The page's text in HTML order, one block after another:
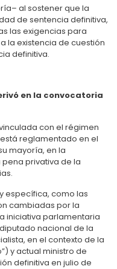
al sostener que la
de sentencia definitiva,
las exigencias para
la existencia de cuestión
definitiva.
en la convocatoria
con el régimen
reglamentado en el
mayoría, en la
privativa de la
específica, como las
cambiadas por la
iniciativa parlamentaria
nacional de la
en el contexto de la
y actual ministro de
definitiva en julio de